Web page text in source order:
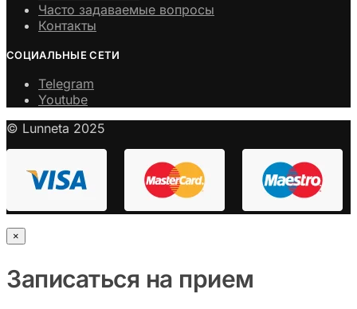
Часто задаваемые вопросы
Контакты
СОЦИАЛЬНЫЕ СЕТИ
Telegram
Youtube
© Lunneta 2025
×
Записаться на прием